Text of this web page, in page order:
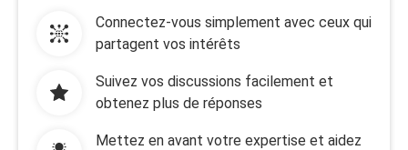
Connectez-vous simplement avec ceux qui
partagent vos intérêts
Suivez vos discussions facilement et
obtenez plus de réponses
Mettez en avant votre expertise et aidez